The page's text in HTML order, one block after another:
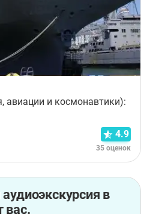
авиации и космонавтики):
4.9
35 оценок
в
вас.